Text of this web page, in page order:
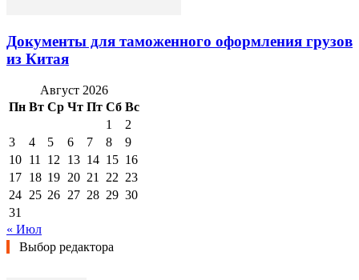
Документы для таможенного оформления грузов
из Китая
Август 2026
Пн Вт Ср Чт Пт Сб Вс
1
2
3
4 5 6 7 8
9
10 11 12 13 14 15 16
17 18 19 20 21 22 23
24 25 26 27 28 29 30
31
« Июл
Выбор редактора